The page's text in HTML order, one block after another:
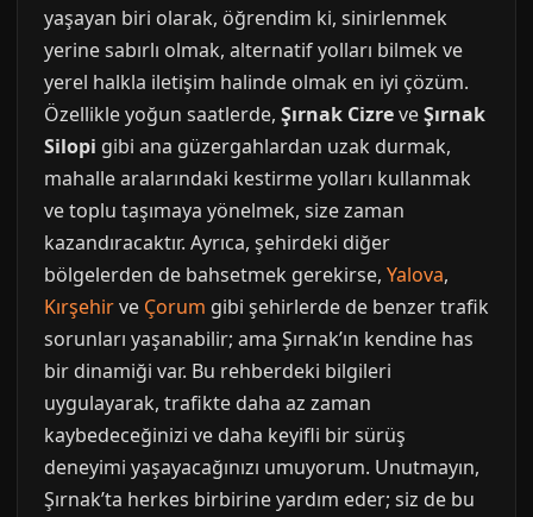
yaşayan biri olarak, öğrendim ki, sinirlenmek
yerine sabırlı olmak, alternatif yolları bilmek ve
yerel halkla iletişim halinde olmak en iyi çözüm.
Özellikle yoğun saatlerde, Şırnak CizreveŞırnak
Silopi gibi ana güzergahlardan uzak durmak,
mahalle aralarındaki kestirme yolları kullanmak
ve toplu taşımaya yönelmek, size zaman
kazandıracaktır. Ayrıca, şehirdeki diğer
bölgelerden de bahsetmek gerekirse, Yalova,
Kırşehirve Çorum gibi şehirlerde de benzer trafik
sorunları yaşanabilir; ama Şırnak’ın kendine has
bir dinamiği var. Bu rehberdeki bilgileri
uygulayarak, trafikte daha az zaman
kaybedeceğinizi ve daha keyifli bir sürüş
deneyimi yaşayacağınızı umuyorum. Unutmayın,
Şırnak’ta herkes birbirine yardım eder; siz de bu